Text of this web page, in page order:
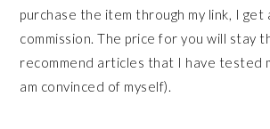
purchase the item through my link, I get
commission. The price for you will stay
recommend articles that I have tested
am convinced of myself).